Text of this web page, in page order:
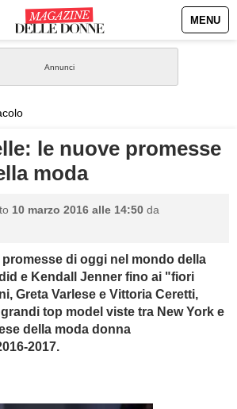
MENU
le nuove promesse
moda
10 marzo 2016 alle 14:50 da
di oggi nel mondo della
e Kendall Jenner fino ai "fiori
Greta Varlese e Vittoria Ceretti,
top model viste tra New York e
della moda donna
2017.